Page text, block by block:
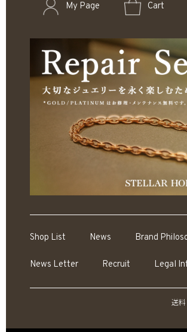
My Page Cart
Shop List News Brand
News Letter Recruit Legal
送